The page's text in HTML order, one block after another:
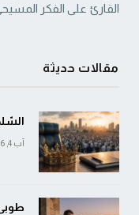
القارئ على الفكر
مقالات حديثة
آب 4, 2026